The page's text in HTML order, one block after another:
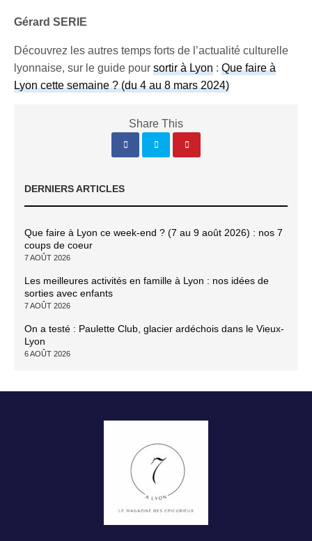
Gérard SERIE
Découvrez les autres temps forts de l’actualité culturelle
lyonnaise, sur le guide poursortir à Lyon :Que faire à
Lyon cette semaine ? (du 4 au 8 mars 2024)
Share This
DERNIERS ARTICLES
Que faire à Lyon ce week-end ? (7 au 9 août 2026) : nos 7
coups de coeur
7 AOÛT 2026
Les meilleures activités en famille à Lyon : nos idées de
sorties avec enfants
7 AOÛT 2026
On a testé : Paulette Club, glacier ardéchois dans le Vieux-
Lyon
6 AOÛT 2026